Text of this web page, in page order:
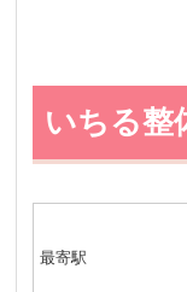
いちる整
最寄駅